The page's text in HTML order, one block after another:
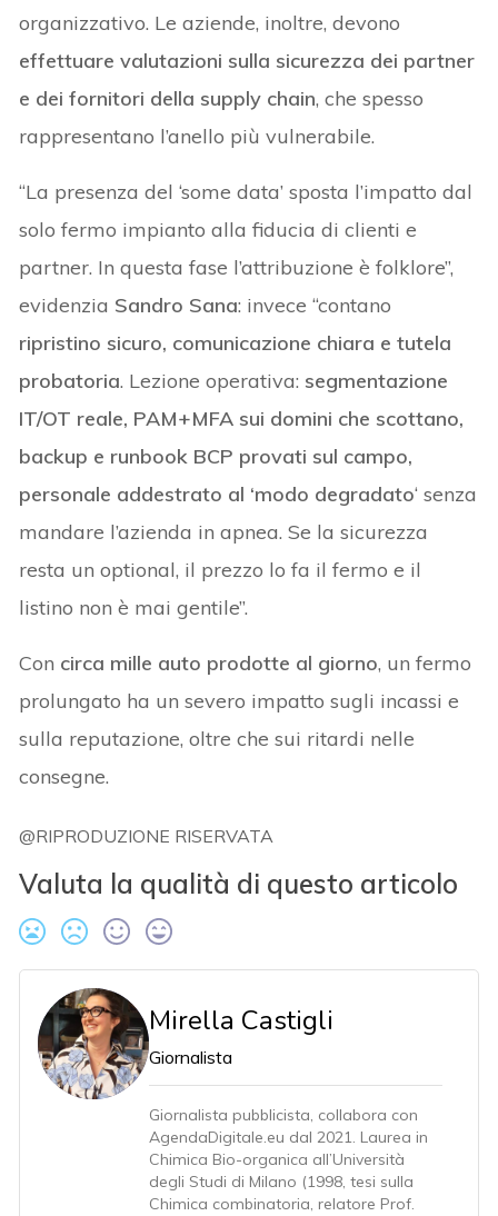
organizzativo. Le aziende, inoltre, devono
effettuare valutazioni sulla sicurezza dei partner
e dei fornitori della supply chain, che spesso
rappresentano l’anello più vulnerabile.
“La presenza del ‘some data’ sposta l’impatto dal
solo fermo impianto alla fiducia di clienti e
partner. In questa fase l’attribuzione è folklore”,
evidenzia Sandro Sana: invece “contano
ripristino sicuro, comunicazione chiara e tutela
probatoria. Lezione operativa: segmentazione
IT/OT reale, PAM+MFA sui domini che scottano,
backup e runbook BCP provati sul campo,
personale addestrato al ‘modo degradato‘ senza
mandare l’azienda in apnea. Se la sicurezza
resta un optional, il prezzo lo fa il fermo e il
listino non è mai gentile”.
Con circa mille auto prodotte al giorno, un fermo
prolungato ha un severo impatto sugli incassi e
sulla reputazione, oltre che sui ritardi nelle
consegne.
@RIPRODUZIONE RISERVATA
Valuta la qualità di questo articolo
Mirella Castigli
Giornalista
Giornalista pubblicista, collabora con
AgendaDigitale.eu dal 2021. Laurea in
Chimica Bio-organica all’Università
degli Studi di Milano (1998, tesi sulla
Chimica combinatoria, relatore Prof.